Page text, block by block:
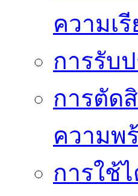
ความเ
การรับ
การตัด
ความพ
การใช้